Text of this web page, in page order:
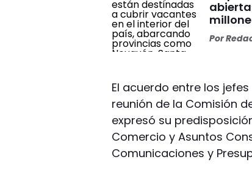
Por
El acuerdo entre los
reunión de la Comisión
expresó su
Comercio y Asuntos
Comunicaciones y